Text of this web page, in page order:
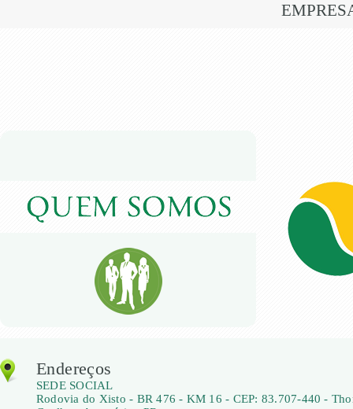
Endereços
SEDE SOCIAL
Rodovia do Xisto - BR 476 - KM 16 - CEP: 83.707-440 -